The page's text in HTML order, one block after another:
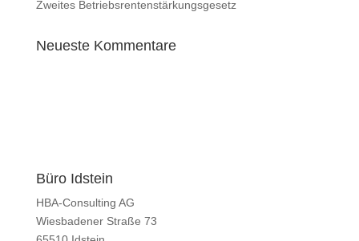
Zweites Betriebsrentenstärkungsgesetz
Neueste Kommentare
Büro Idstein
HBA-Consulting AG
Wiesbadener Straße 73